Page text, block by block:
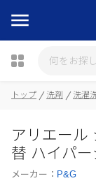
トップ 洗剤 洗濯
アリエール
替 ハイパ
メーカー： P&G